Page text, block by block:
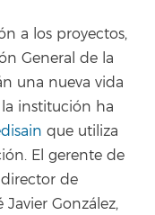
a los proyectos,
General de la
una nueva vida
institución ha
que utiliza
El gerente de
de
González,